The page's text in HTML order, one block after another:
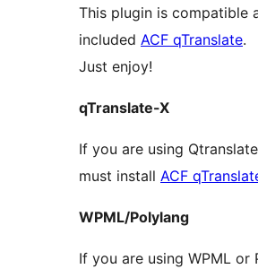
This plugin is compatible
included ACF qTranslate.
Just enjoy!
qTranslate-X
If you are using
must install ACF
WPML/Polylang
If you are using WPML or